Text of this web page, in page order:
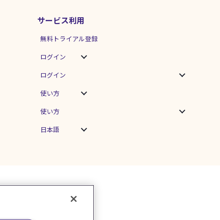
サービス利用
無料トライアル登録
ログイン
ログイン
使い方
使い方
日本語